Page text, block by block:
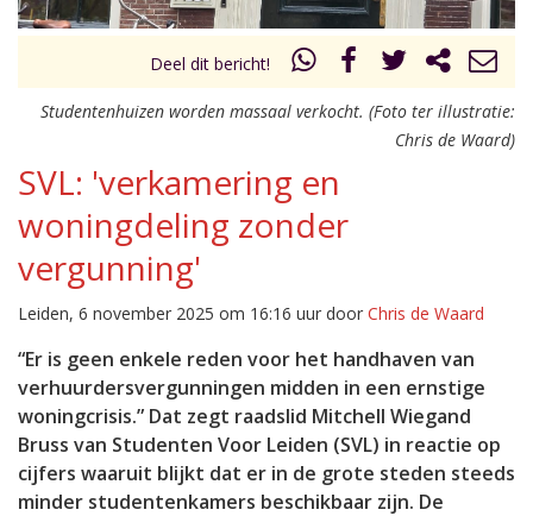
Deel dit bericht!
Studentenhuizen worden massaal verkocht. (Foto ter illustratie:
Chris de Waard)
SVL: 'verkamering en
woningdeling zonder
vergunning'
Leiden, 6 november 2025 om 16:16 uur door Chris de Waard
“Er is geen enkele reden voor het handhaven van
verhuurdersvergunningen midden in een ernstige
woningcrisis.” Dat zegt raadslid Mitchell Wiegand
Bruss van Studenten Voor Leiden (SVL) in reactie op
cijfers waaruit blijkt dat er in de grote steden steeds
minder studentenkamers beschikbaar zijn. De